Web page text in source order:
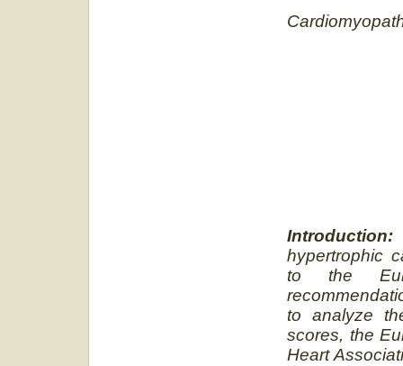
Introduction:
hypertrophic
to the
to analyze
scores, the
Heart